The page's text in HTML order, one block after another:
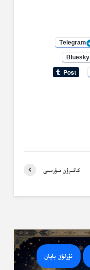
Telegram
Bluesky
كافىرۇن سۈرىسى
نۇرلۇق بايان